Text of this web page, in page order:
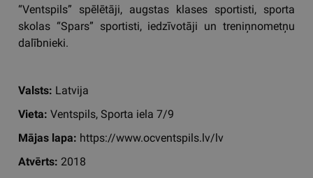
“Ventspils” spēlētāji, augstas klases sportisti, sporta
skolas “Spars” sportisti, iedzīvotāji un treniņnometņu
dalībnieki.
Valsts: Latvija
Vieta: Ventspils, Sporta iela 7/9
Mājas lapa: https://www.ocventspils.lv/lv
Atvērts: 2018